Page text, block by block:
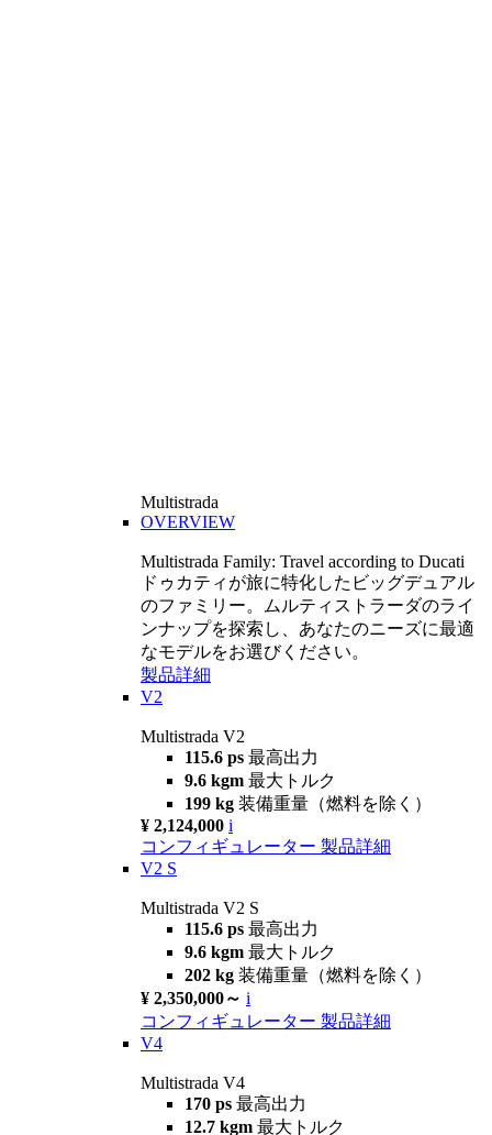
Multistrada
OVERVIEW
Multistrada Family: Travel according to Ducati
ドゥカティが旅に特化したビッグデュアル
のファミリー。ムルティストラーダのライ
ンナップを探索し、あなたのニーズに最適
なモデルをお選びください。
製品詳細
V2
Multistrada V2
115.6 ps 最高出力
9.6 kgm 最大トルク
199 kg 装備重量（燃料を除く）
¥ 2,124,000 i
コンフィギュレーター 製品詳細
V2 S
Multistrada V2 S
115.6 ps 最高出力
9.6 kgm 最大トルク
202 kg 装備重量（燃料を除く）
¥ 2,350,000～ i
コンフィギュレーター 製品詳細
V4
Multistrada V4
170 ps 最高出力
12.7 kgm 最大トルク